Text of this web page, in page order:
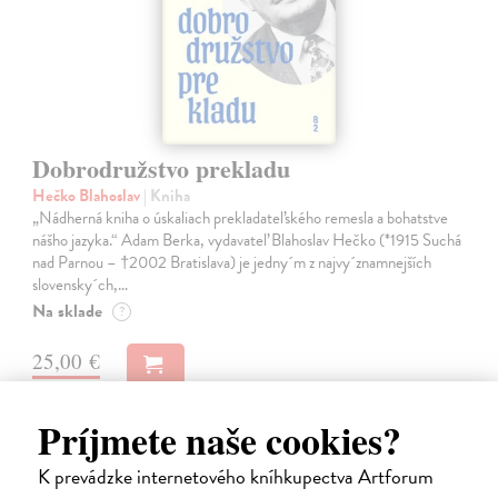
Príjmete naše cookies?
K prevádzke internetového kníhkupectva Artforum
Dobrodružstvo prekladu
Hečko Blahoslav| Kniha
„Nádherná kniha o úskaliach prekladateľského remesla a bohatstve
nášho jazyka.“ Adam Berka, vydavateľ Blahoslav Hečko (*1915 Suchá
nad Parnou – †2002 Bratislava) je jedny´m z najvy´znamnejších
slovensky´ch,…
Na sklade ?
25,00 €
na sklade